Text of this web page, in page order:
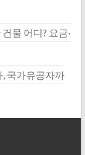
물 어디? 요금·
, 국가유공자까